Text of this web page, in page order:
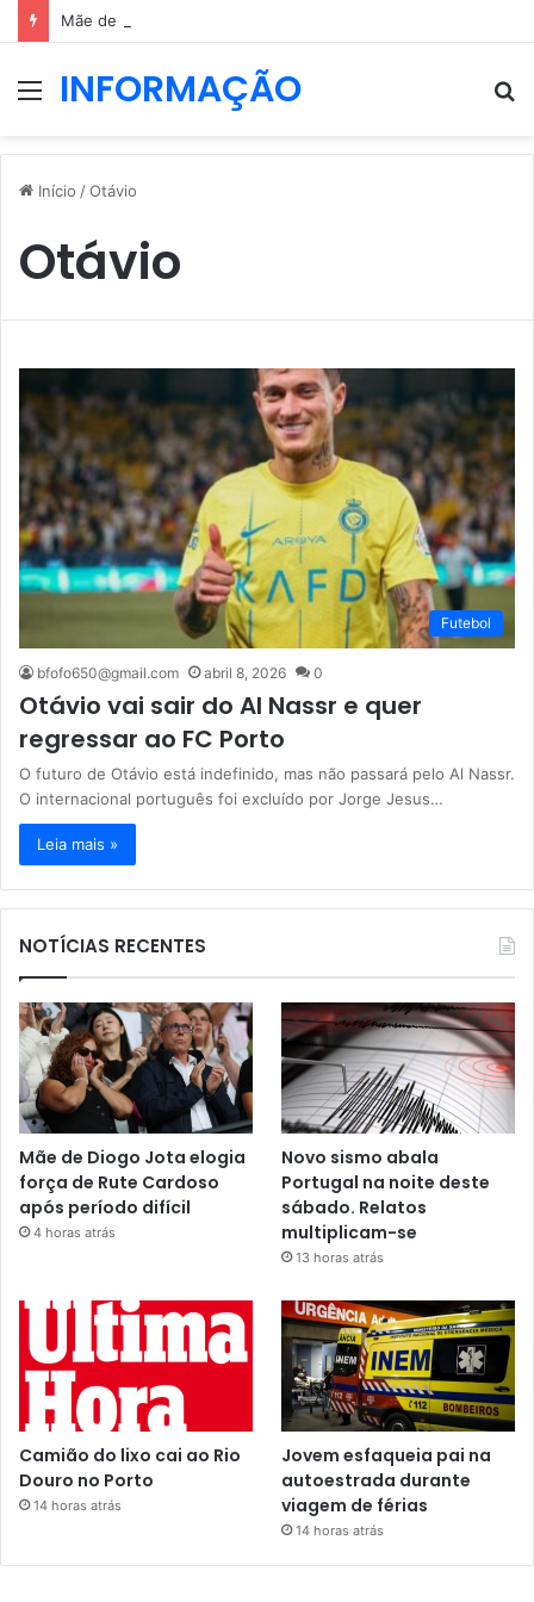
MenuINFORMAÇÃO
Início /Otávio
Otávio
Futebol
bfofo650@gmail.com abril 8, 2026 0
Otávio vai sair do Al Nassr e quer
regressar ao FC Porto
O futuro de Otávio está indefinido, mas não passará pelo Al Nassr.
O internacional português foi excluído por Jorge Jesus…
Leia mais »
NOTÍCIAS RECENTES
Mãe de Diogo Jota elogia
força de Rute Cardoso
após período difícil
4 horas atrás
Novo sismo abala
Portugal na noite deste
sábado. Relatos
multiplicam-se
13 horas atrás
Camião do lixo cai ao Rio
Douro no Porto
14 horas atrás
Jovem esfaqueia pai na
autoestrada durante
viagem de férias
14 horas atrás